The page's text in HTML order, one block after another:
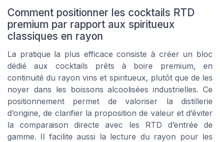
Comment positionner les cocktails RTD
premium par rapport aux spiritueux
classiques en rayon
La pratique la plus efficace consiste à créer un bloc
dédié aux cocktails prêts à boire premium, en
continuité du rayon vins et spiritueux, plutôt que de les
noyer dans les boissons alcoolisées industrielles. Ce
positionnement permet de valoriser la distillerie
d’origine, de clarifier la proposition de valeur et d’éviter
la comparaison directe avec les RTD d’entrée de
gamme. Il facilite aussi la lecture du rayon pour les